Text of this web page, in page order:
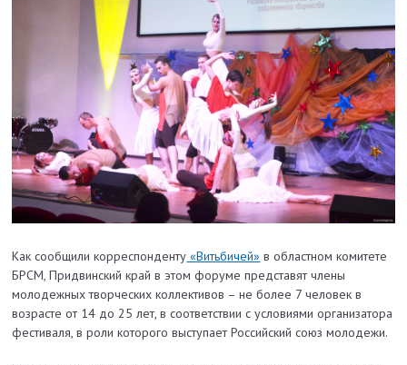
Как сообщили корреспонденту «Витьбичей» в областном комитете
БРСМ, Придвинский край в этом форуме представят члены
молодежных творческих коллективов – не более 7 человек в
возрасте от 14 до 25 лет, в соответствии с условиями организатора
фестиваля, в роли которого выступает Российский союз молодежи.